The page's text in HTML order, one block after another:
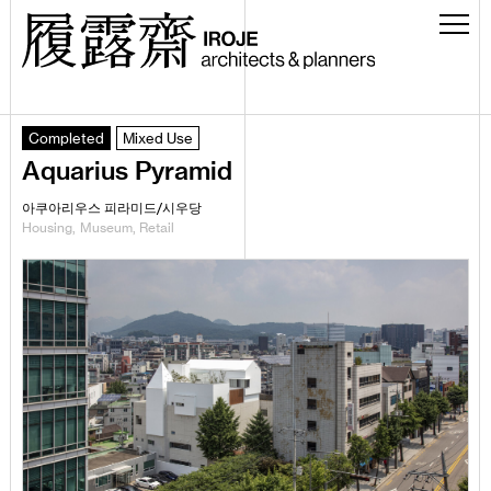
Completed Mixed Use
Aquarius Pyramid
아쿠아리우스 피라미드/시우당
Housing Museum Retail